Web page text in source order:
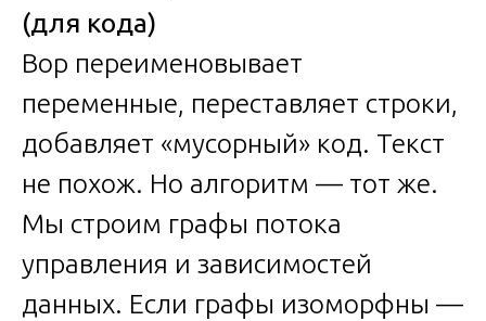
(для кода)
Вор переименовывает
переменные, переставляет строки,
добавляет «мусорный» код. Текст
не похож. Но алгоритм — тот же.
Мы строим графы потока
управления и зависимостей
данных. Если графы изоморфны —